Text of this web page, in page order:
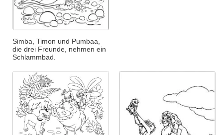
Simba, Timon und Pumbaa,
die drei Freunde, nehmen ein
Schlammbad.